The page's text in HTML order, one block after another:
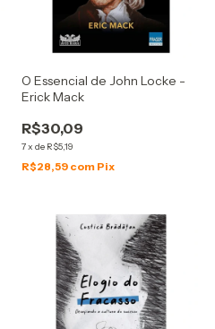
O Essencial de John Locke -
Erick Mack
R$30,09
7x de R$5,19
R$28,59 com Pix